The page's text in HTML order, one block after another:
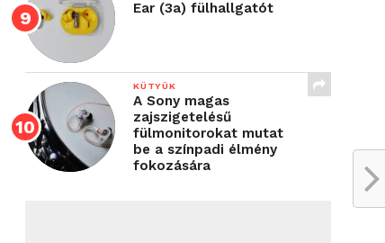
Ear (3a) fülhallgatót
KÜTYÜK
A Sony magas
zajszigetelésű
fülmonitorokat mutat
be a színpadi élmény
fokozására